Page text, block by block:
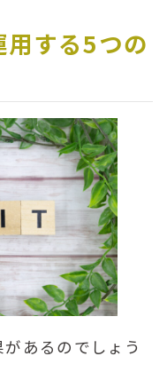
する5つの
あるのでしょう